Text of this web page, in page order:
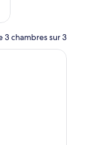
3 chambres sur 3
une vue sur la ville et les